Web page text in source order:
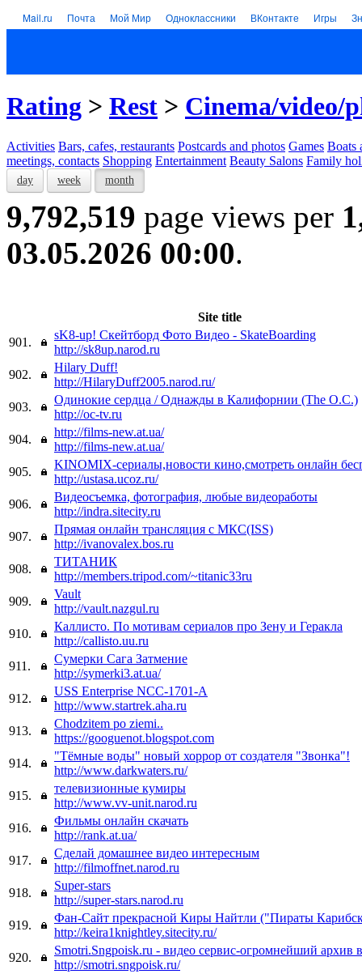
Mail.ru Почта Мой Мир Одноклассники ВКонтакте Игры
Rating > Rest > Cinema/video/
Activities Bars, cafes, restaurants Postcards and photos Games Boats
meetings, contacts Shopping Entertainment Beauty Salons Family
day week month
9,792,519 page views per
03.05.2026 00:00.
Site title
901.
sK8-up! Скейтборд Фото Видео - SkateBoarding
http://sk8up.narod.ru
902.
Hilary Duff!
http://HilaryDuff2005.narod.ru/
903.
Одинокие сердца / Однажды в Калифорнии (The O.C.)
http://oc-tv.ru
904.
http://films-new.at.ua/
http://films-new.at.ua/
905.
KINOMIX-сериалы,новости кино,смотреть онлайн
http://ustasa.ucoz.ru/
906.
Видеосъемка, фотография, любые видеоработы
http://indra.sitecity.ru
907.
Прямая онлайн трансляция с МКС(ISS)
http://ivanovalex.bos.ru
908.
ТИТАНИК
http://members.tripod.com/~titanic33ru
909.
Vault
http://vault.nazgul.ru
910.
Каллисто. По мотивам сериалов про Зену и Геракла
http://callisto.uu.ru
911.
Сумерки Сага Затмение
http://symerki3.at.ua/
912.
USS Enterprise NCC-1701-A
http://www.startrek.aha.ru
913.
Chodzitem po ziemi..
https://googuenot.blogspot.com
914.
"Тёмные воды" новый хоррор от создателя "Звонка"!
http://www.darkwaters.ru/
915.
телевизионные кумиры
http://www.vv-unit.narod.ru
916.
Фильмы онлайн скачать
http://rank.at.ua/
917.
Сделай домашнее видео интересным
http://filmoffnet.narod.ru
918.
Super-stars
http://super-stars.narod.ru
919.
Фан-Сайт прекрасной Киры Найтли ("Пираты
http://keira1knightley.sitecity.ru/
920.
Smotri.Sngpoisk.ru - видео сервис-огромнейший архив
http://smotri.sngpoisk.ru/